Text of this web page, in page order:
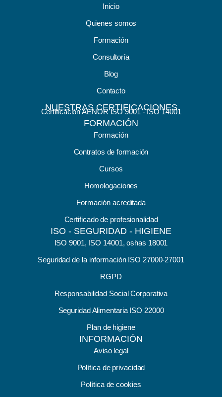
Inicio
Quienes somos
Formación
Consultoría
Blog
Contacto
NUESTRAS CERTIFICACIONES
Certificación AENOR ISO 9001 - ISO 14001
FORMACIÓN
Formación
Contratos de formación
Cursos
Homologaciones
Formación acreditada
Certificado de profesionalidad
ISO - SEGURIDAD - HIGIENE
ISO 9001, ISO 14001, oshas 18001
Seguridad de la información ISO 27000-27001
RGPD
Responsabilidad Social Corporativa
Seguridad Alimentaria ISO 22000
Plan de higiene
INFORMACIÓN
Aviso legal
Política de privacidad
Política de cookies